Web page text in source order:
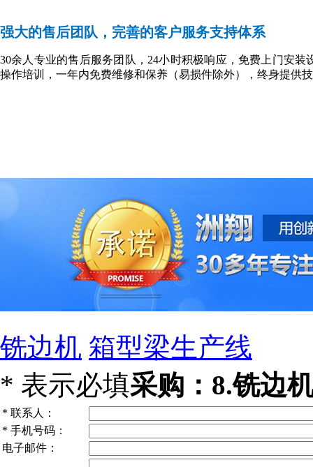
强大的售后团队，完善的客户服务支持体系
30余人专业的售后服务团队，24小时积极响应，免费上门安装
操作培训，一年内免费维修和保养（易损件除外），终身提供
铣边机 箱型梁生产线
* 表示必填采购：8.铣边
* 联系人：
* 手机号码：
电子邮件：